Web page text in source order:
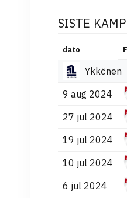
SISTE
dato
Ykkönen
9 aug 2024
27 jul 2024
19 jul 2024
10 jul 2024
6 jul 2024